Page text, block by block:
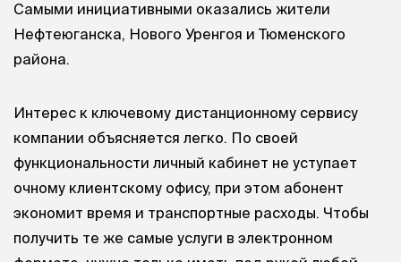
Самыми инициативными оказались жители
Нефтеюганска, Нового Уренгоя и Тюменского
района.
Интерес к ключевому дистанционному сервису
компании объясняется легко. По своей
функциональности личный кабинет не уступает
очному клиентскому офису, при этом абонент
экономит время и транспортные расходы. Чтобы
получить те же самые услуги в электронном